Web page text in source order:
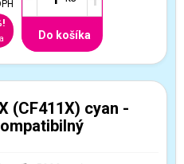
Do košíka
(CF411X) cyan -